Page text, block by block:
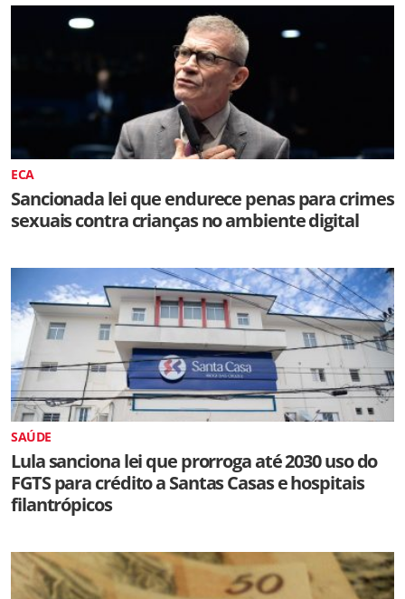
ECA
Sancionada lei que endurece penas para crimes
sexuais contra crianças no ambiente digital
SAÚDE
Lula sanciona lei que prorroga até 2030 uso do
FGTS para crédito a Santas Casas e hospitais
filantrópicos